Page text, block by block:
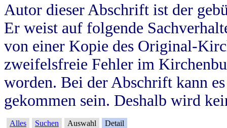
Autor dieser Abschrift ist der
Er weist auf folgende
von einer Kopie des Original-
zweifelsfreie Fehler im
worden. Bei der Abschrift kann
gekommen sein. Deshalb wird
Alles Suchen Auswahl Detail